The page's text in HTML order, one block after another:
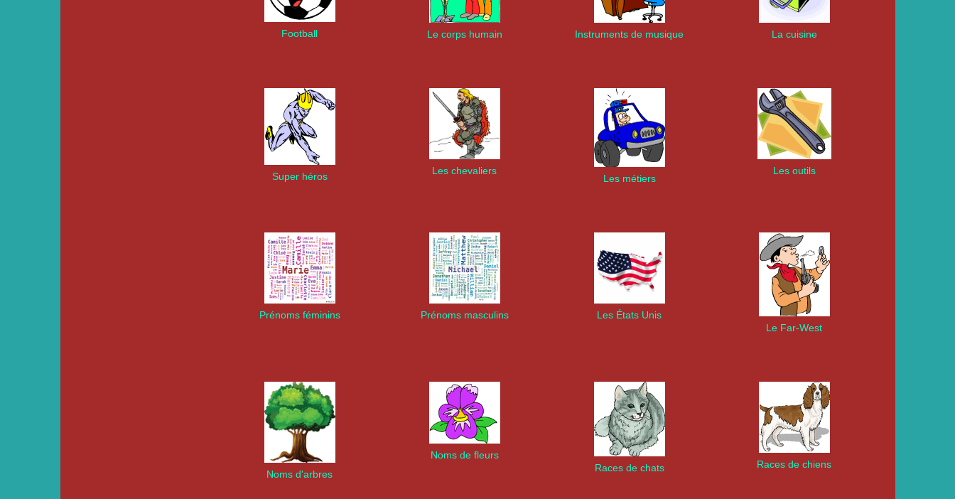
Football Le corps humain Instruments de musique La cuisine
Super héros Les chevaliers
Les métiers
Les outils
Prénoms féminins Prénoms masculins
Les États Unis
Le Far-West
Noms d'arbres
Noms de fleurs
Races de chats
Races de chiens